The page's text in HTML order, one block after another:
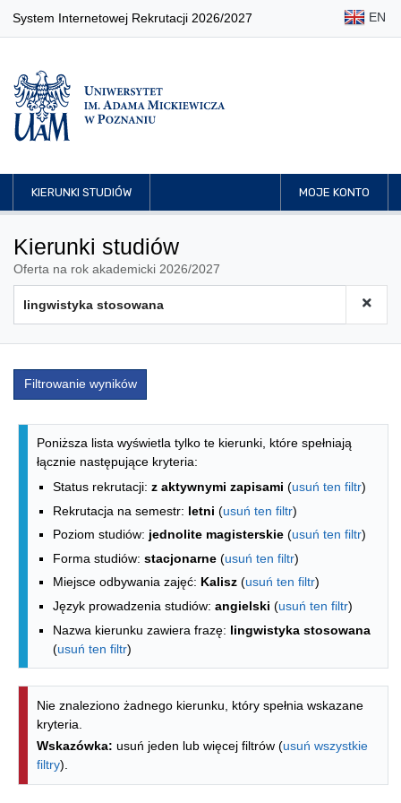
System Internetowej Rekrutacji 2026/2027 EN
KIERUNKI STUDIÓW MOJE KONTO
Kierunki studiów
Oferta na rok akademicki 2026/2027
Filtrowanie wyników
Lista kierunków - spis według
Poniższa lista wyświetla tylko te kierunki, które spełniają
łącznie następujące kryteria:
Status rekrutacji: z aktywnymi zapisami (usuń ten filtr)
Rekrutacja na semestr: letni (usuń ten filtr)
Poziom studiów: jednolite magisterskie (usuń ten filtr)
Forma studiów: stacjonarne (usuń ten filtr)
Miejsce odbywania zajęć: Kalisz (usuń ten filtr)
Język prowadzenia studiów: angielski (usuń ten filtr)
Nazwa kierunku zawiera frazę: lingwistyka stosowana
(usuń ten filtr)
Nie znaleziono żadnego kierunku, który spełnia wskazane
kryteria.
Wskazówka: usuń jeden lub więcej filtrów (usuń wszystkie
filtry).